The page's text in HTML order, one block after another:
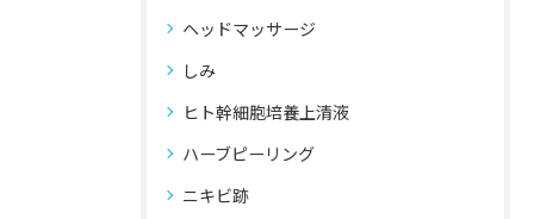
ヘッドマッサージ
しみ
ヒト幹細胞培養上清液
ハーブピーリング
ニキビ跡